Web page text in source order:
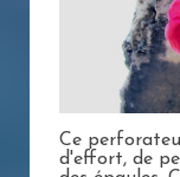
Ce
d'effort, de